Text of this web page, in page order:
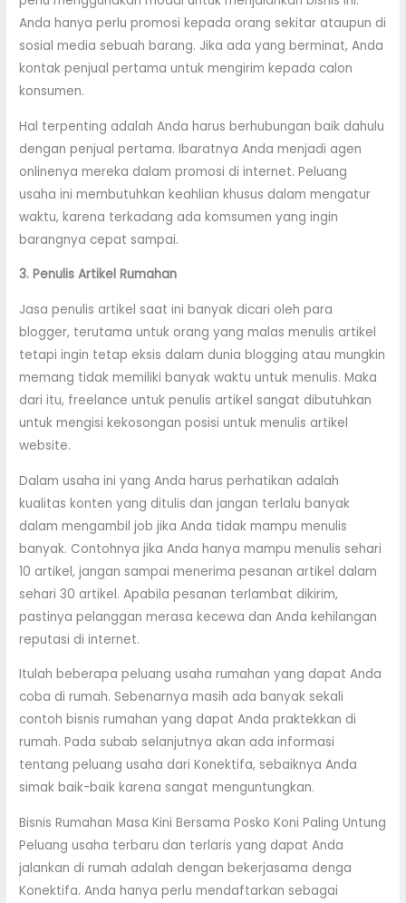
Anda hanya perlu promosi kepada orang sekitar ataupun di
sosial media sebuah barang. Jika ada yang berminat, Anda
kontak penjual pertama untuk mengirim kepada calon
konsumen.
Hal terpenting adalah Anda harus berhubungan baik dahulu
dengan penjual pertama. Ibaratnya Anda menjadi agen
onlinenya mereka dalam promosi di internet. Peluang
usaha ini membutuhkan keahlian khusus dalam mengatur
waktu, karena terkadang ada komsumen yang ingin
barangnya cepat sampai.
3. Penulis Artikel Rumahan
Jasa penulis artikel saat ini banyak dicari oleh para
blogger, terutama untuk orang yang malas menulis artikel
tetapi ingin tetap eksis dalam dunia blogging atau mungkin
memang tidak memiliki banyak waktu untuk menulis. Maka
dari itu, freelance untuk penulis artikel sangat dibutuhkan
untuk mengisi kekosongan posisi untuk menulis artikel
website.
Dalam usaha ini yang Anda harus perhatikan adalah
kualitas konten yang ditulis dan jangan terlalu banyak
dalam mengambil job jika Anda tidak mampu menulis
banyak. Contohnya jika Anda hanya mampu menulis sehari
10 artikel, jangan sampai menerima pesanan artikel dalam
sehari 30 artikel. Apabila pesanan terlambat dikirim,
pastinya pelanggan merasa kecewa dan Anda kehilangan
reputasi di internet.
Itulah beberapa peluang usaha rumahan yang dapat Anda
coba di rumah. Sebenarnya masih ada banyak sekali
contoh bisnis rumahan yang dapat Anda praktekkan di
rumah. Pada subab selanjutnya akan ada informasi
tentang peluang usaha dari Konektifa, sebaiknya Anda
simak baik-baik karena sangat menguntungkan.
Bisnis Rumahan Masa Kini Bersama Posko Koni Paling Untung
Peluang usaha terbaru dan terlaris yang dapat Anda
jalankan di rumah adalah dengan bekerjasama denga
Konektifa. Anda hanya perlu mendaftarkan sebagai